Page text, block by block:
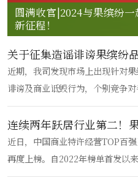
圆满收官|2024与果缤纷
新征程！
关于征集造谣诽谤果缤纷
近期，我司发现市场上出现针对果
诽谤及商业诋毁行为，个别竞争
近日，中国商业特许经营TOP百
再度上榜。自2022年榜单首发以